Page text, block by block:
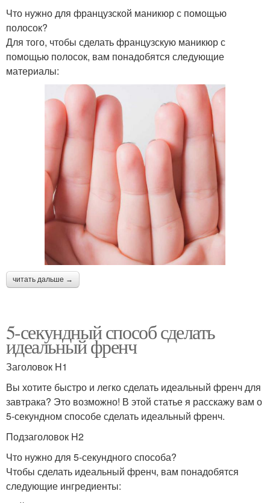
Что нужно для французской маникюр с помощью
полосок?
Для того, чтобы сделать французскую маникюр с
помощью полосок, вам понадобятся следующие
материалы:
читать дальше →
5-секундный способ сделать
идеальный френч
Заголовок H1
Вы хотите быстро и легко сделать идеальный френч для
завтрака? Это возможно! В этой статье я расскажу вам о
5-секундном способе сделать идеальный френч.
Подзаголовок H2
Что нужно для 5-секундного способа?
Чтобы сделать идеальный френч, вам понадобятся
следующие ингредиенты: